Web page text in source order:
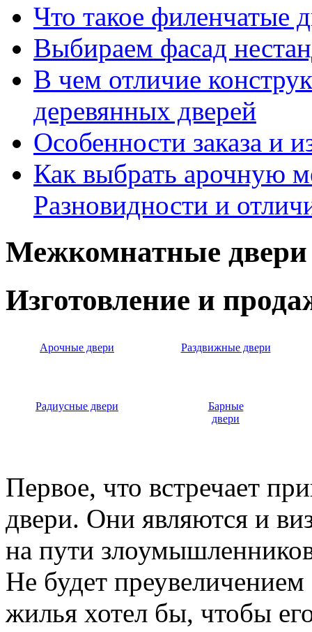
Что такое филенчатые
Выбираем фасад
В чем отличие
деревянных дверей
Особенности заказа и
Как выбрать арочную
Разновидности и
Межкомнатные двери
Изготовление и
Арочные двери Раздвижные двери
Радиусные двери
Барные
двери
Первое, что встречает
двери. Они являются и
на пути
Не будет
жилья хотел бы, чтобы